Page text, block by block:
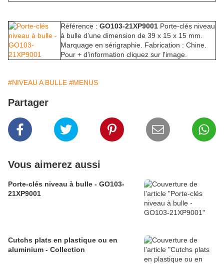
Référence : GO103-21XP9001 Porte-clés niveau
à bulle d'une dimension de 39 x 15 x 15 mm.
Marquage en sérigraphie. Fabrication : Chine.
Pour + d'information cliquez sur l'image.
#NIVEAU A BULLE #MENUS
Partager
Vous aimerez aussi
Porte-clés niveau à bulle - GO103-
21XP9001
Cutchs plats en plastique ou en
aluminium - Collection